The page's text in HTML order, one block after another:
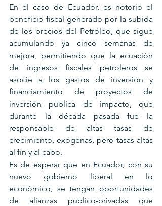
En el caso de Ecuador, es notorio el
beneficio fiscal generado por la subida
de los precios del Petróleo, que sigue
acumulando ya cinco semanas de
mejora, permitiendo que la ecuación
de ingresos fiscales petroleros se
asocie a los gastos de inversión y
financiamiento de proyectos de
inversión pública de impacto, que
durante la década pasada fue la
responsable de altas tasas de
crecimiento, exógenas, pero tasas altas
al fin y al cabo.
Es de esperar que en Ecuador, con su
nuevo gobierno liberal en lo
económico, se tengan oportunidades
de alianzas público-privadas que